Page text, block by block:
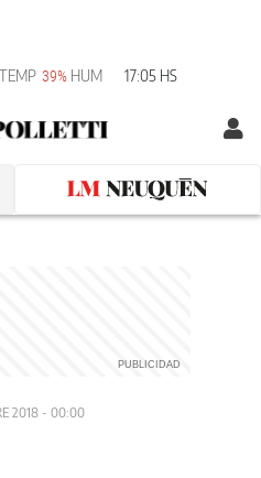
TEMP 39% HUM 17:05 HS
2018 - 00:00